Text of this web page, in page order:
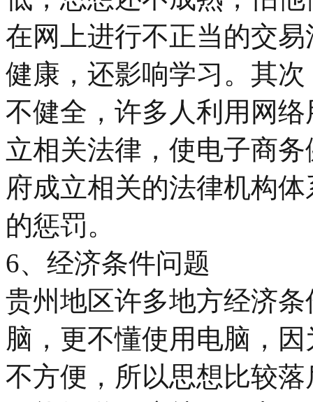
在网上进行不正当的交
健康，还影响学习。其
不健全，许多人利用网
立相关法律，使电子商
府成立相关的法律机构
的惩罚。
6、经济条件问题
贵州地区许多地方经济
脑，更不懂使用电脑，
不方便，所以思想比较